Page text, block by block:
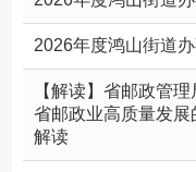
2026年度鸿山街道
【解读】省邮政管
省邮政业高质量发
解读